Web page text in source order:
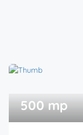
500 mp